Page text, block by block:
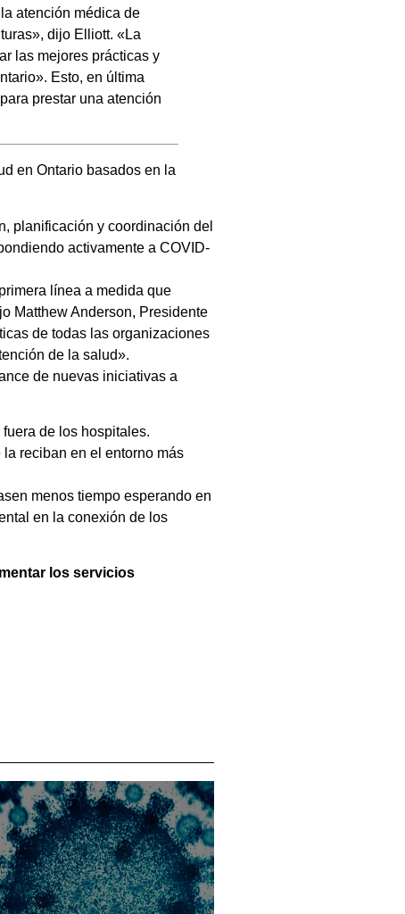
atención médica de
dijo Elliott. «La
las mejores prácticas y
Esto, en última
prestar una atención
en Ontario basados en la
planificación y coordinación del
activamente a COVID-
línea a medida que
Matthew Anderson, Presidente
de todas las organizaciones
de la salud».
de nuevas iniciativas a
de los hospitales.
reciban en el entorno más
menos tiempo esperando en
en la conexión de los
los servicios